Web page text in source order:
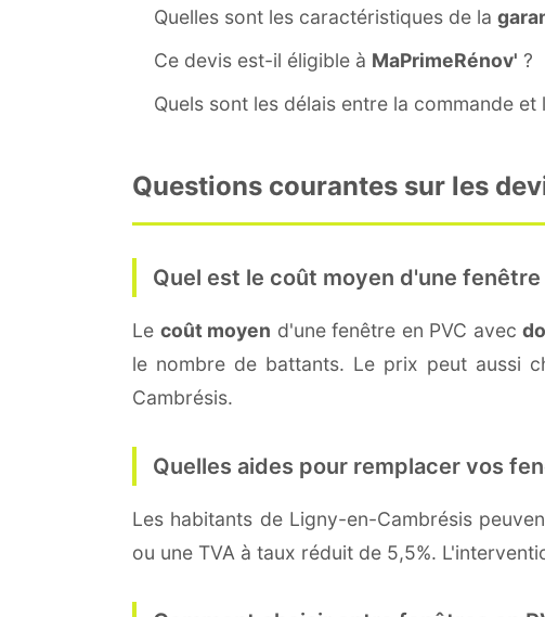
Quelles sont les caractéristiques de la
Ce devis est-il éligible à MaPrimeRénov' ?
Quels sont les délais entre la commande et
Questions courantes sur les
Quel est le coût moyen d'une
Le coût moyen d'une fenêtre en PVC avec
le nombre de battants. Le prix peut aussi
Cambrésis.
Quelles aides pour remplacer vos
Les habitants de Ligny-en-Cambrésis
ou une TVA à taux réduit de 5,5%.